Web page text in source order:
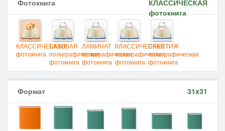
Фотокнига
КЛАССИЧЕСКАЯ
фотокнига
КЛАССИЧЕСКАЯ
фотокнига
БАЗОВАЯ
полиграфическая
фотокнига
ЛАМИНАТ
полиграфическая
фотокнига
КЛАССИЧЕСКАЯ
полиграфическая
фотокнига
ПРЕСТИЖ
полиграфическая
фотокнига
Формат 31x31